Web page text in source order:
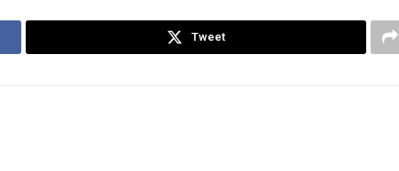
Tweet